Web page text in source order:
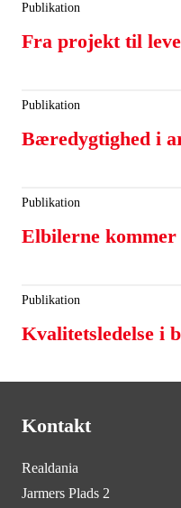
Publikation
Fra projekt til
Publikation
Bæredygtighed i
Publikation
Elbilerne
Publikation
Kvalitetsledelse i
Kontakt
Realdania
Jarmers Plads 2